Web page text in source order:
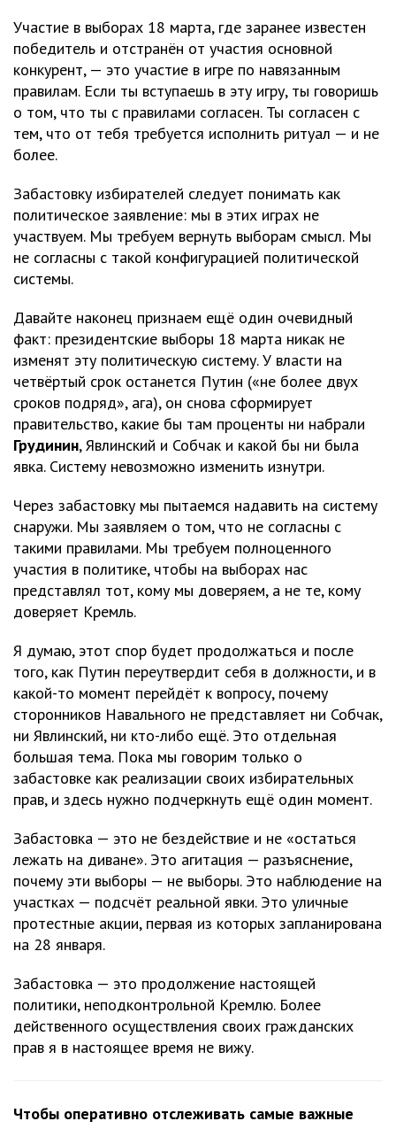
Участие в выборах 18 марта, где заранее известен
победитель и отстранён от участия основной
конкурент, — это участие в игре по навязанным
правилам. Если ты вступаешь в эту игру, ты говоришь
о том, что ты с правилами согласен. Ты согласен с
тем, что от тебя требуется исполнить ритуал — и не
более.
Забастовку избирателей следует понимать как
политическое заявление: мы в этих играх не
участвуем. Мы требуем вернуть выборам смысл. Мы
не согласны с такой конфигурацией политической
системы.
Давайте наконец признаем ещё один очевидный
факт: президентские выборы 18 марта никак не
изменят эту политическую систему. У власти на
четвёртый срок останется Путин («не более двух
сроков подряд», ага), он снова сформирует
правительство, какие бы там проценты ни набрали
Грудинин, Явлинский и Собчак и какой бы ни была
явка. Систему невозможно изменить изнутри.
Через забастовку мы пытаемся надавить на систему
снаружи. Мы заявляем о том, что не согласны с
такими правилами. Мы требуем полноценного
участия в политике, чтобы на выборах нас
представлял тот, кому мы доверяем, а не те, кому
доверяет Кремль.
Я думаю, этот спор будет продолжаться и после
того, как Путин переутвердит себя в должности, и в
какой-то момент перейдёт к вопросу, почему
сторонников Навального не представляет ни Собчак,
ни Явлинский, ни кто-либо ещё. Это отдельная
большая тема. Пока мы говорим только о
забастовке как реализации своих избирательных
прав, и здесь нужно подчеркнуть ещё один момент.
Забастовка — это не бездействие и не «остаться
лежать на диване». Это агитация — разъяснение,
почему эти выборы — не выборы. Это наблюдение на
участках — подсчёт реальной явки. Это уличные
протестные акции, первая из которых запланирована
на 28 января.
Забастовка — это продолжение настоящей
политики, неподконтрольной Кремлю. Более
действенного осуществления своих гражданских
прав я в настоящее время не вижу.
Чтобы оперативно отслеживать самые важные